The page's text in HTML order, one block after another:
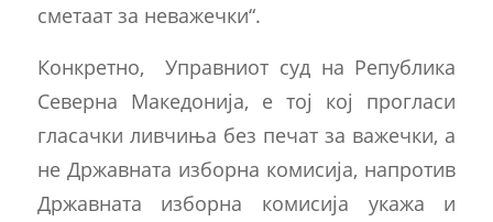
сметаат за неважечки“.
Конкретно, Управниот суд на Република
Северна Македонија, е тој кој прогласи
гласачки ливчиња без печат за важечки, а
не Државната изборна комисија, напротив
Државната изборна комисија укажа и